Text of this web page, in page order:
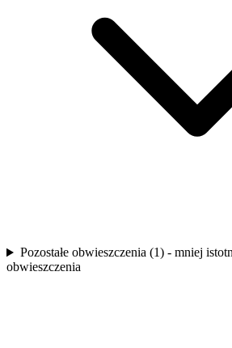
Pozostałe obwieszczenia (1) - mniej
obwieszczenia